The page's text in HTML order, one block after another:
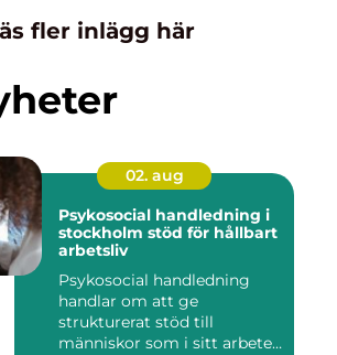
fler inlägg här
02. aug
Psykosocial handledning i
stockholm stöd för hållbart
arbetsliv
Psykosocial handledning
handlar om att ge
strukturerat stöd till
människor som i sitt arbete